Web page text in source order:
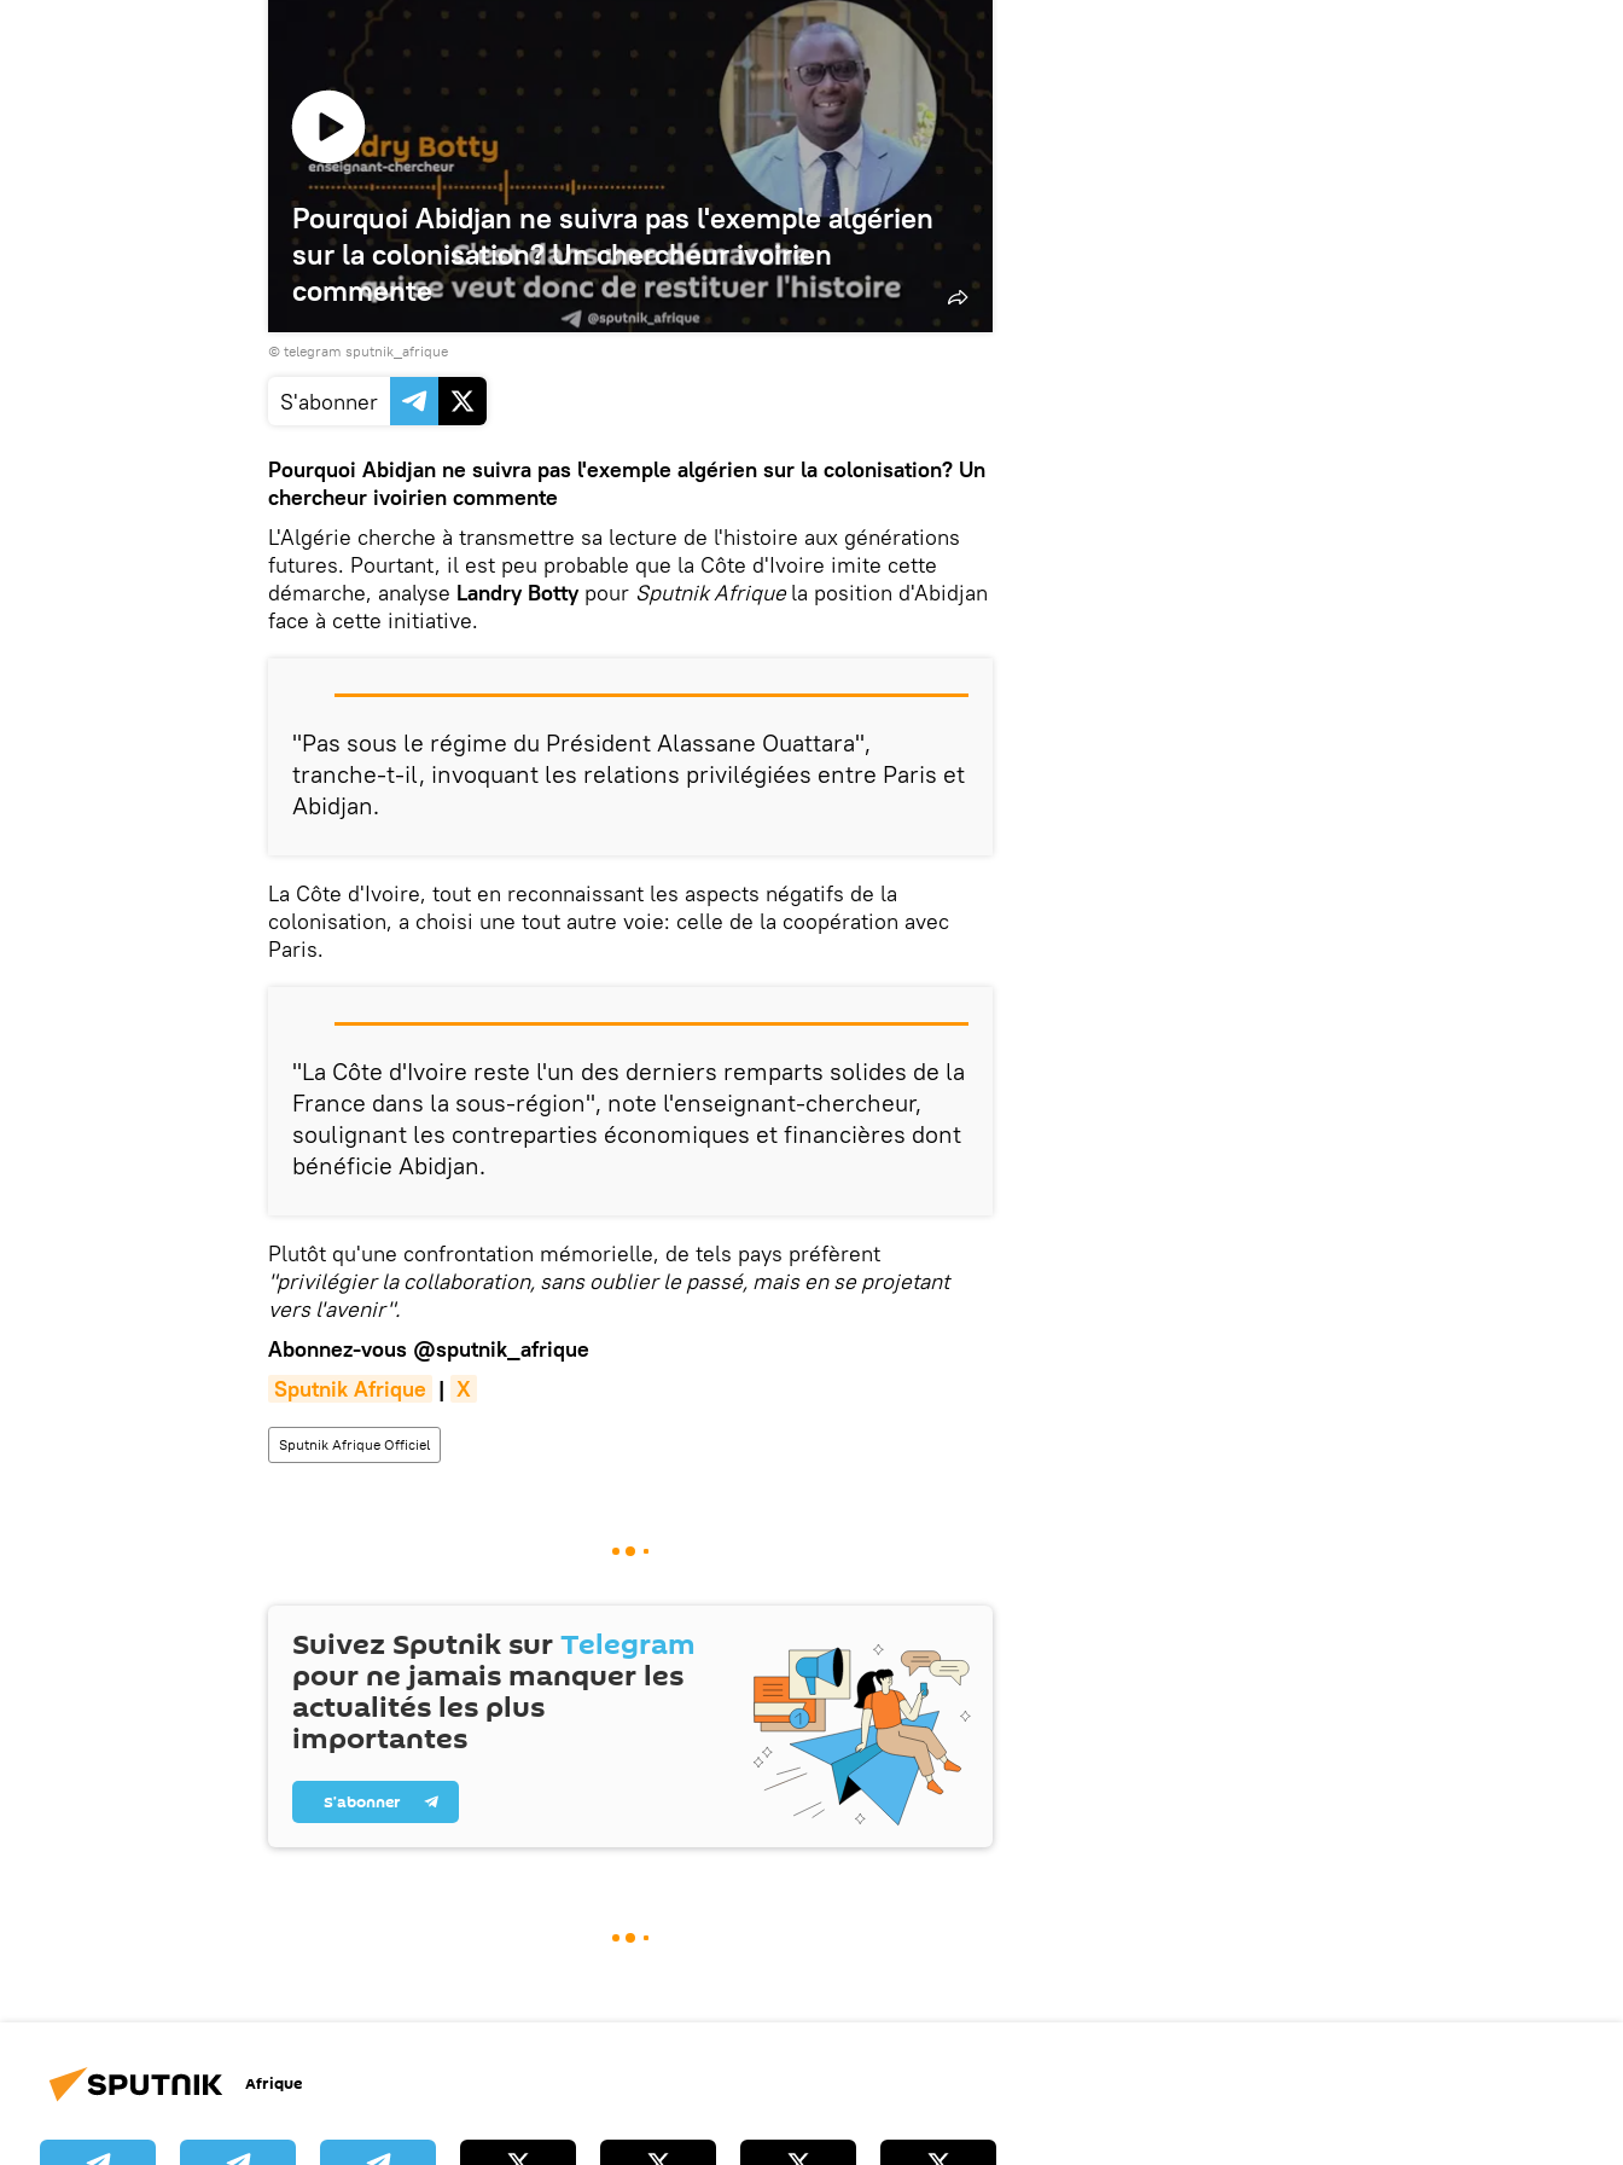
Pourquoi Abidjan ne suivra pas l'exemple algérien
sur la colonisation? Un chercheur ivoirien
commente
© telegram sputnik_afrique
S'abonner
Pourquoi Abidjan ne suivra pas l'exemple algérien sur la colonisation? Un
chercheur ivoirien commente
L'Algérie cherche à transmettre sa lecture de l'histoire aux générations
futures. Pourtant, il est peu probable que la Côte d'Ivoire imite cette
démarche, analyse Landry Bottypour Sputnik Afriquela position d'Abidjan
face à cette initiative.
"Pas sous le régime du Président Alassane Ouattara",
tranche-t-il, invoquant les relations privilégiées entre Paris et
Abidjan.
La Côte d'Ivoire, tout en reconnaissant les aspects négatifs de la
colonisation, a choisi une tout autre voie: celle de la coopération avec
Paris.
"La Côte d'Ivoire reste l'un des derniers remparts solides de la
France dans la sous-région", note l'enseignant-chercheur,
soulignant les contreparties économiques et financières dont
bénéficie Abidjan.
Plutôt qu'une confrontation mémorielle, de tels pays préfèrent
"privilégier la collaboration, sans oublier le passé, mais en se projetant
vers l'avenir".
Abonnez-vous @sputnik_afrique
Sputnik Afrique | X
Sputnik Afrique Officiel
Suivez Sputnik surTelegram
pour ne jamais manquer les
actualités les plus
importantes
S’abonner
Afrique